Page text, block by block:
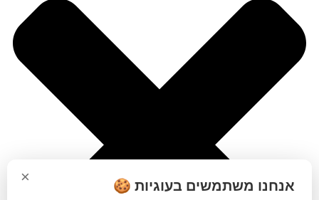
× אנחנו משתמשים בעוגיות 🍪